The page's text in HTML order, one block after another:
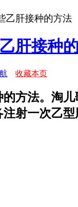
乙肝接种的方法
肝接种
收藏本页
方法。淘
射一次乙